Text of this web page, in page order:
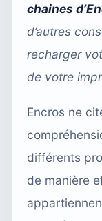
chaines
d’autres
recharger
de votre
Encros ne
différents
de manière